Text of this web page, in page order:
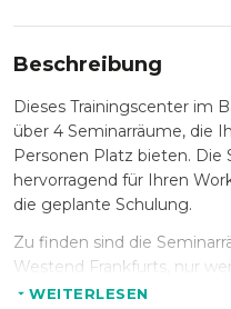
Beschreibung
Dieses Trainingscenter im
über 4 Seminarräume, die
Personen Platz bieten. Die
hervorragend für Ihren
die geplante Schulung.
Zu finden sind die
Westend Frankfurts, nur
Hauptbahnhof entfernt.
WEITERLESEN